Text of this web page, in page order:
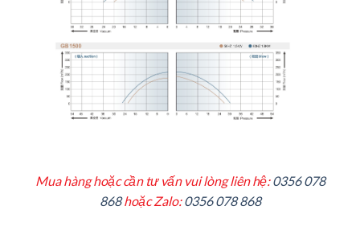
Mua hàng hoặc cần tư vấn vui lòng liên hệ:0356 078
868hoặc Zalo:0356 078 868